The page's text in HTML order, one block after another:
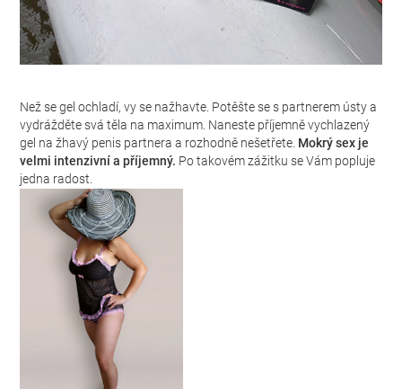
Než se gel ochladí, vy se nažhavte. Potěšte se s partnerem ústy a
vydrážděte svá těla na maximum. Naneste příjemně vychlazený
gel na žhavý penis partnera a rozhodně nešetřete. Mokrý sex je
velmi intenzivní a příjemný. Po takovém zážitku se Vám popluje
jedna radost.